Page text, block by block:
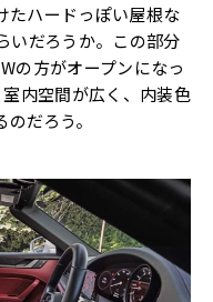
たハードっぽい屋根な
いだろうか。この部分
の方がオープンになっ
内空間が広く、内装色
だろう。